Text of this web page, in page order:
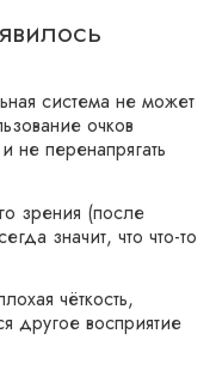
система не может
очков
не перенапрягать
зрения (после
значит, что что-то
чёткость,
другое восприятие